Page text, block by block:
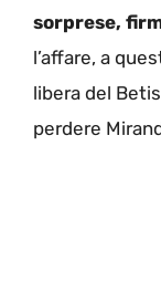
sorprese,
l’affare, a
libera del
perdere